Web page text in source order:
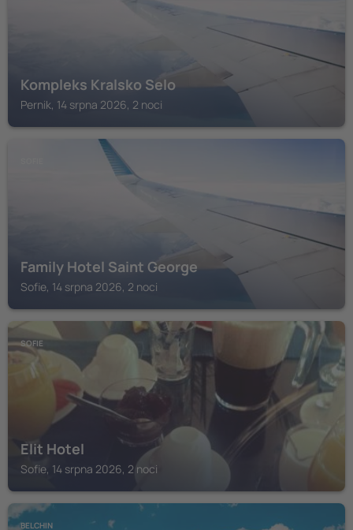
Kompleks Kralsko Selo
Pernik, 14 srpna 2026, 2 noci
Family Hotel Saint George
Sofie, 14 srpna 2026, 2 noci
SOFIE
Elit Hotel
Sofie, 14 srpna 2026, 2 noci
BELCHIN